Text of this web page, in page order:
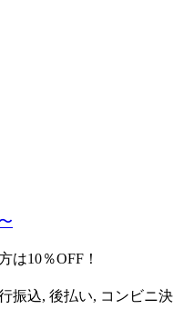
は10％OFF！
振込, 後払い, コンビニ決